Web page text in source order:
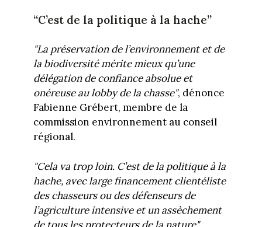
“C’est de la politique à la hache”
"La préservation de l’environnement et de
la biodiversité mérite mieux qu’une
délégation de confiance absolue et
onéreuse au lobby de la chasse", dénonce
Fabienne Grébert, membre de la
commission environnement au conseil
régional.
"Cela va trop loin. C’est de la politique à la
hache, avec large financement clientéliste
des chasseurs ou des défenseurs de
l’agriculture intensive et un assèchement
de tous les protecteurs de la nature",